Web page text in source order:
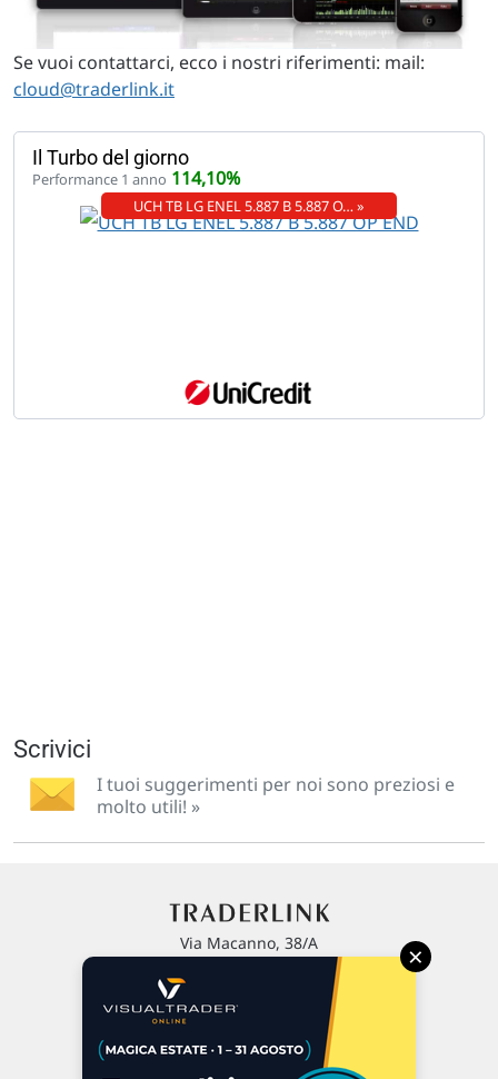
Se vuoi contattarci, ecco i nostri riferimenti: mail:
cloud@traderlink.it
Il Turbo del giorno
Performance 1 anno 114,10%
UCH TB LG ENEL 5.887 B 5.887 O… »
Scrivici
I tuoi suggerimenti per noi sono preziosi e
molto utili! »
Via Macanno, 38/A
P.IVA 02 452 460 401
Chi siamo
×